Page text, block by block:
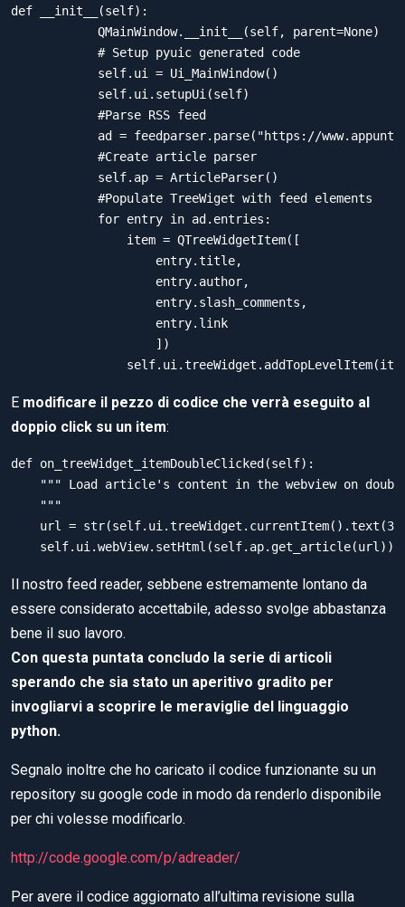
def __init__(self):
E modificare il pezzo di codice che verrà eseguito al
doppio click su un item:
def on_treeWidget_itemDoubleClicked(self):
""" Load article's content in the webview on
    """
url =
Il nostro feed reader, sebbene estremamente lontano da
essere considerato accettabile, adesso svolge abbastanza
bene il suo lavoro.
Con questa puntata concludo la serie di articoli
sperando che sia stato un aperitivo gradito per
invogliarvi a scoprire le meraviglie del linguaggio
python.
Segnalo inoltre che ho caricato il codice funzionante su un
repository su google code in modo da renderlo disponibile
per chi volesse modificarlo.
http://code.google.com/p/adreader/
Per avere il codice aggiornato all’ultima revisione sulla